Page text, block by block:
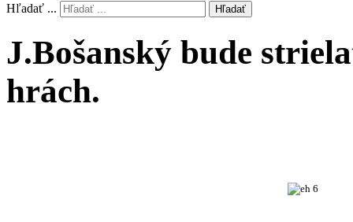
Hľadať ... Hľadať
J.Bošanský bude
hrách.